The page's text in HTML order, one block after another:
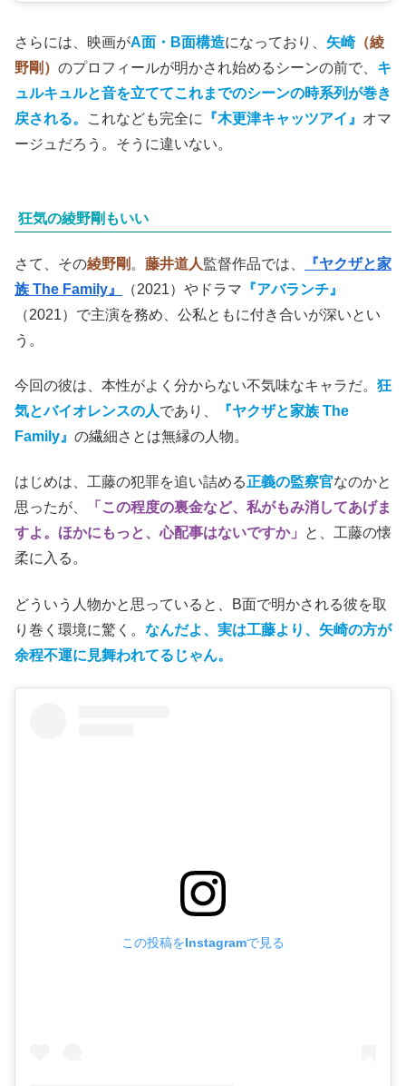
さらには、映画がA面・B面構造になっており、 矢崎（綾
野剛） のプロフィールが明かされ始めるシーンの前で、 キ
ュルキュルと音を立ててこれまでのシーンの時系列が巻き
戻される。
これなども完全に 『木更津キャッツアイ』 オマ
ージュだろう。そうに違いない。
狂気の綾野剛もいい
さて、その綾野剛 。 藤井道人監督作品では、
『ヤクザと家
族 The Family』
（2021）やドラマ 『アバランチ』
（2021）で主演を務め、公私ともに付き合いが深いとい
う。
今回の彼は、本性がよく分からない不気味なキャラだ。 狂
気とバイオレンスの人であり、
『ヤクザと家族 The
Family』 の繊細さとは無縁の人物。
はじめは、工藤の犯罪を追い詰める正義の監察官なのかと
思ったが、
「この程度の裏金など、私がもみ消してあげま
すよ。ほかにもっと、心配事はないですか」
と、工藤の懐
柔に入る。
どういう人物かと思っていると、B面で明かされる彼を取
り巻く環境に驚く。 なんだよ、実は工藤より、矢崎の方が
余程不運に見舞われてるじゃん。
この投稿をInstagramで見る